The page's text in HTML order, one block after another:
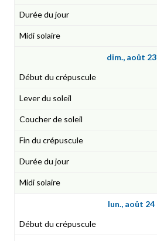
dim., août 23
lun., août 24